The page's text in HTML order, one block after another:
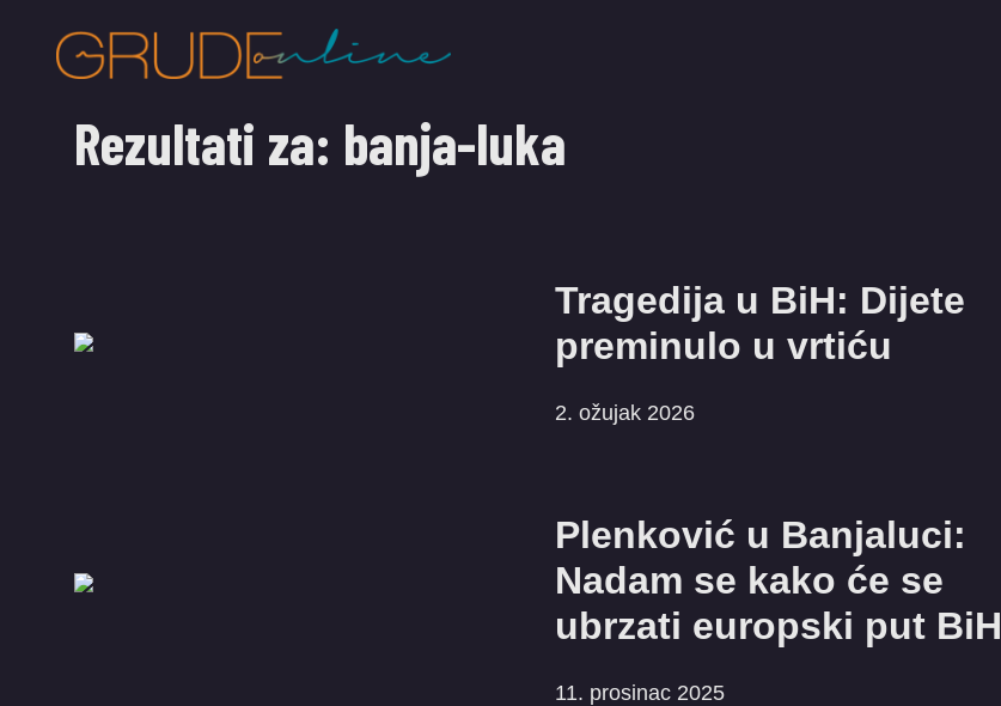
Rezultati za: banja-luka
Tragedija u BiH: Dijete
preminulo u vrtiću
2. ožujak 2026
Plenković u Banjaluci:
Nadam se kako će se
ubrzati europski put BiH
11. prosinac 2025